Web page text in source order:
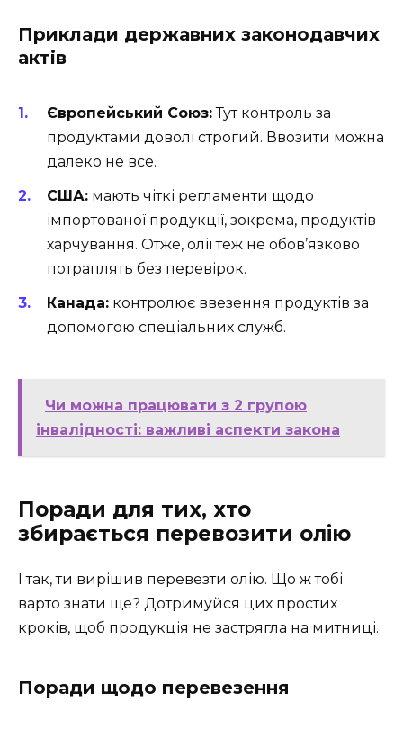
Приклади державних законодавчих
актів
Європейський Союз:Тут контроль за
продуктами доволі строгий. Ввозити можна
далеко не все.
США: мають чіткі регламенти щодо
імпортованої продукції, зокрема, продуктів
харчування. Отже, олії теж не обов’язково
потраплять без перевірок.
Канада: контролює ввезення продуктів за
допомогою спеціальних служб.
Чи можна працювати з 2 групою
інвалідності: важливі аспекти закона
Поради для тих, хто
збирається перевозити олію
І так, ти вирішив перевезти олію. Що ж тобі
варто знати ще? Дотримуйся цих простих
кроків, щоб продукція не застрягла на митниці.
Поради щодо перевезення